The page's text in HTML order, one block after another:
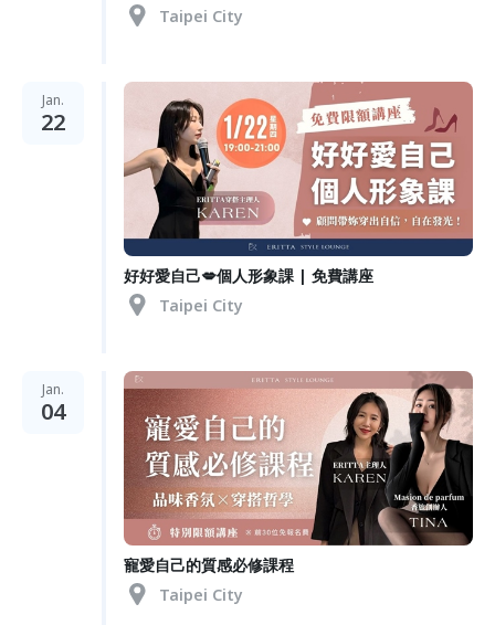
Taipei City
Jan.
22
好好愛自己💋個人形象課 | 免費講座
Taipei City
Jan.
04
寵愛自己的質感必修課程
Taipei City